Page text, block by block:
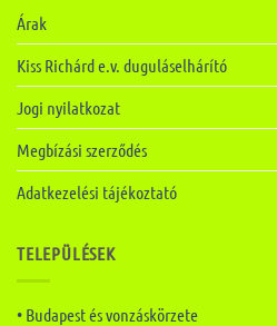
Árak
Kiss Richárd e.v. duguláselhárító
Jogi nyilatkozat
Megbízási szerződés
Adatkezelési tájékoztató
TELEPÜLÉSEK
• Budapest és vonzáskörzete